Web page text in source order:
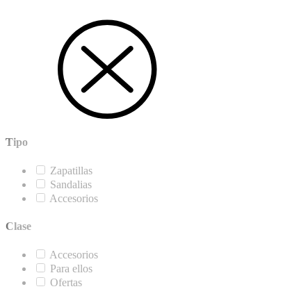
Tipo
Zapatillas
Sandalias
Accesorios
Clase
Accesorios
Para ellos
Ofertas